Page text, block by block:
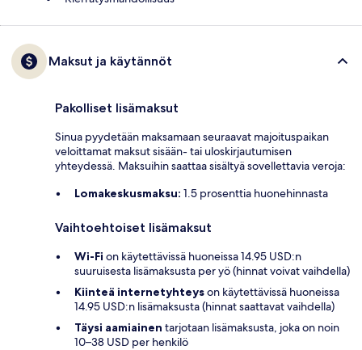
Maksut ja käytännöt
Pakolliset lisämaksut
Sinua pyydetään maksamaan seuraavat majoituspaikan
veloittamat maksut sisään- tai uloskirjautumisen
yhteydessä. Maksuihin saattaa sisältyä sovellettavia veroja:
Lomakeskusmaksu: 1.5 prosenttia huonehinnasta
Vaihtoehtoiset lisämaksut
Wi-Fi on käytettävissä huoneissa 14.95 USD:n
suuruisesta lisämaksusta per yö (hinnat voivat vaihdella)
Kiinteä internetyhteyson käytettävissä huoneissa
14.95 USD:n lisämaksusta (hinnat saattavat vaihdella)
Täysi aamiainen tarjotaan lisämaksusta, joka on noin
10–38 USD per henkilö